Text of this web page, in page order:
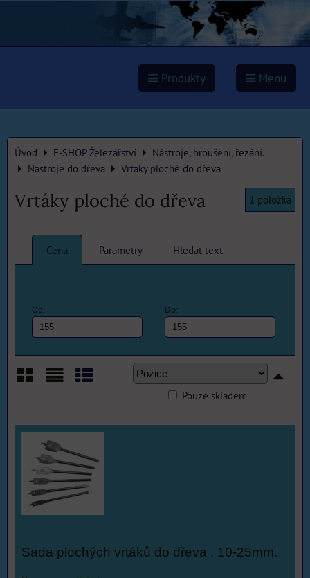
Produkty Menu
Úvod E-SHOP Železářství
Nástroje, broušení, řezání.
Nástroje do dřeva
Vrtáky ploché do dřeva
Vrtáky ploché do dřeva 1 položka
Cena Parametry Hledat text
Od: Do:
Pouze skladem
Sada plochých vrtáků do dřeva . 10-25mm.